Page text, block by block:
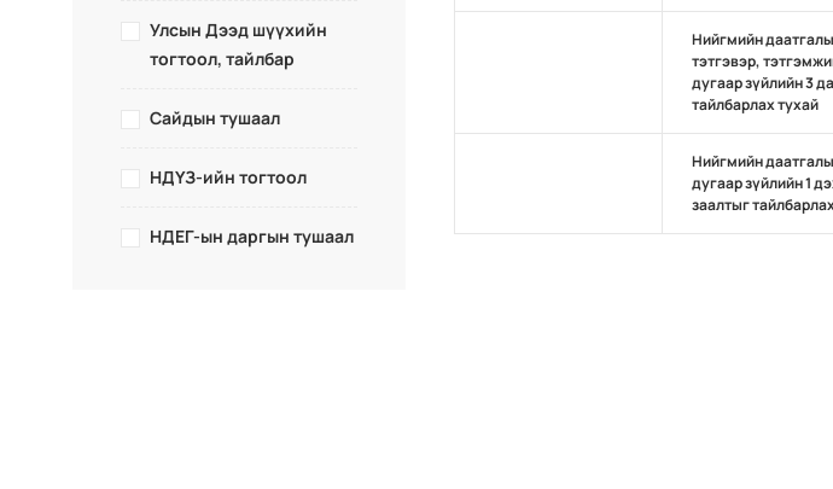
Улсын Дээд шүүхийн
тогтоол, тайлбар
Сайдын тушаал
НДҮЗ-ийн тогтоол
НДЕГ-ын даргын тушаал
Нийгмийн
тэтгэвэр,
дугаар зүйлийн 3
тайлбарлах тухай
Нийгмийн
дугаар зүйлийн 1
заалтыг